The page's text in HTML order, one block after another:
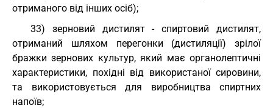
отриманого від інших осіб);
33) зерновий дистилят - спиртовий дистилят,
отриманий шляхом перегонки (дистиляції) зрілої
бражки зернових культур, який має органолептичні
характеристики, похідні від використаної сировини,
та використовується для виробництва спиртних
напоїв;